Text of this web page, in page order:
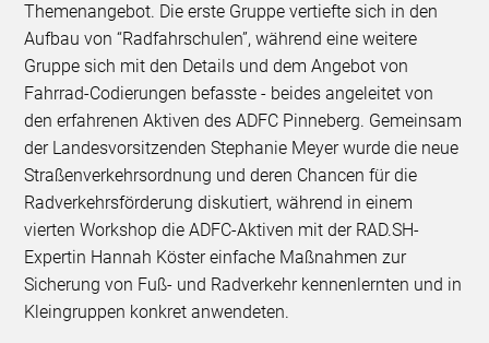
Themenangebot. Die erste Gruppe vertiefte sich in den
Aufbau von “Radfahrschulen”, während eine weitere
Gruppe sich mit den Details und dem Angebot von
Fahrrad-Codierungen befasste - beides angeleitet von
den erfahrenen Aktiven des ADFC Pinneberg. Gemeinsam
der Landesvorsitzenden Stephanie Meyer wurde die neue
Straßenverkehrsordnung und deren Chancen für die
Radverkehrsförderung diskutiert, während in einem
vierten Workshop die ADFC-Aktiven mit der RAD.SH-
Expertin Hannah Köster einfache Maßnahmen zur
Sicherung von Fuß- und Radverkehr kennenlernten und in
Kleingruppen konkret anwendeten.